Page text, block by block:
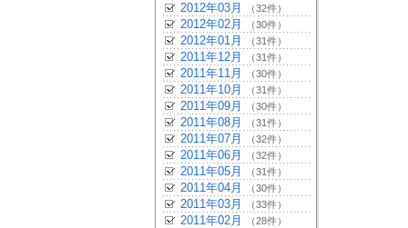
2012年03月 （32件）
2012年02月 （30件）
2012年01月 （31件）
2011年12月 （31件）
2011年11月 （30件）
2011年10月 （31件）
2011年09月 （30件）
2011年08月 （31件）
2011年07月 （32件）
2011年06月 （32件）
2011年05月 （31件）
2011年04月 （30件）
2011年03月 （33件）
2011年02月 （28件）